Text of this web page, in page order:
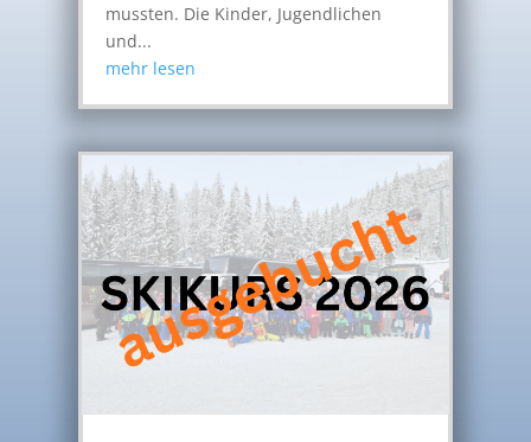
mussten. Die Kinder, Jugendlichen
und...
mehr lesen